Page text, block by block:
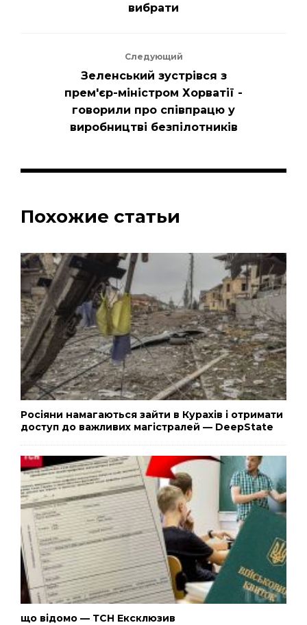
вибрати
Следующий
Зеленський зустрівся з
прем'єр-міністром Хорватії -
говорили про співпрацю у
виробництві безпілотників
Похожие статьи
Росіяни намагаються зайти в Курахів і отримати
доступ до важливих магістралей — DeepState
що відомо — ТСН Ексклюзив